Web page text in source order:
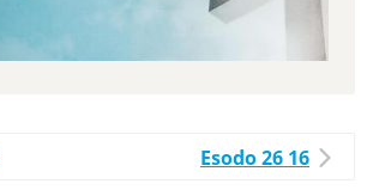
Esodo 26 16